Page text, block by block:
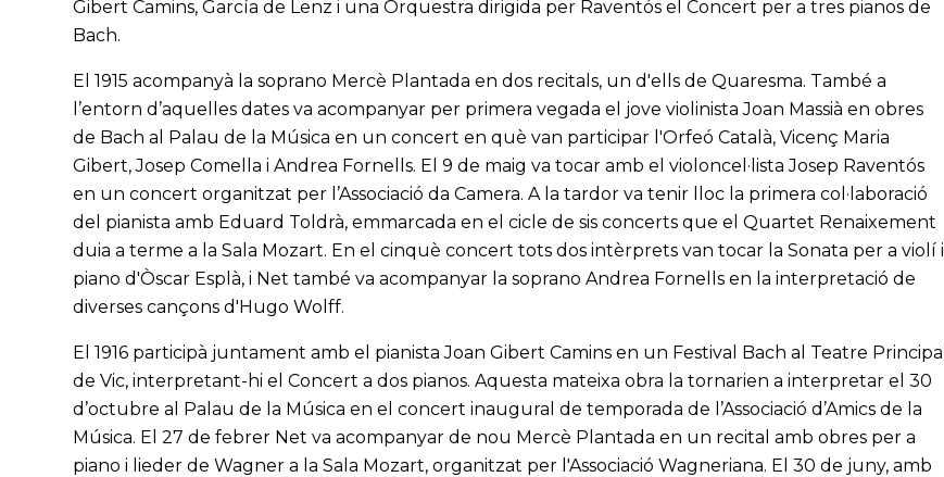
Gibert Camins, García de Lenz i una Orquestra dirigida per Raventós el Concert per a tres pianos de
Bach.
El 1915 acompanyà la soprano Mercè Plantada en dos recitals, un d'ells de Quaresma. També a
l’entorn d’aquelles dates va acompanyar per primera vegada el jove violinista Joan Massià en obres
de Bach al Palau de la Música en un concert en què van participar l'Orfeó Català, Vicenç Maria
Gibert, Josep Comella i Andrea Fornells. El 9 de maig va tocar amb el violoncel·lista Josep Raventós
en un concert organitzat per l’Associació da Camera. A la tardor va tenir lloc la primera col·laboració
del pianista amb Eduard Toldrà, emmarcada en el cicle de sis concerts que el Quartet Renaixement
duia a terme a la Sala Mozart. En el cinquè concert tots dos intèrprets van tocar la Sonata per a violí i
piano d'Òscar Esplà, i Net també va acompanyar la soprano Andrea Fornells en la interpretació de
diverses cançons d'Hugo Wolff.
El 1916 participà juntament amb el pianista Joan Gibert Camins en un Festival Bach al Teatre Principal
de Vic, interpretant-hi el Concert a dos pianos. Aquesta mateixa obra la tornarien a interpretar el 30
d’octubre al Palau de la Música en el concert inaugural de temporada de l’Associació d’Amics de la
Música. El 27 de febrer Net va acompanyar de nou Mercè Plantada en un recital amb obres per a
piano i lieder de Wagner a la Sala Mozart, organitzat per l'Associació Wagneriana. El 30 de juny, amb